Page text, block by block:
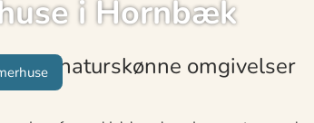
i Hornbæk
og naturskønne omgivelser